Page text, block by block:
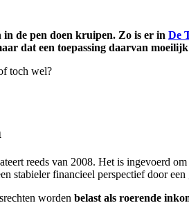
de pen doen kruipen. Zo is er in De
dat een toepassing daarvan
toch wel?
reeds van 2008. Het is ingevoerd
stabieler financieel perspectief door
worden belast als roerende